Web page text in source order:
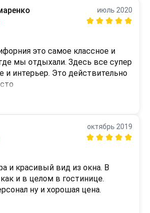
пансион, завтрак, обед и
и разнообразные завтраки
и ужины тоже
горячее, всегда разное,
проголодаться))) очень
поварам!
отзывы на счёт этой
Все отлично!
Сейчас очень большая
Девочки, отбросьте
сюда, с детками очень
до на бережной 100
набережной прогуляться надо
и делали каждый день)!!
за тёплый приём, чистоту и
Любим и вернёмся!
июль 2020
это самое классное и
мы отдыхали. Здесь все супер
и интерьер. Это действительно
октябрь 2019
и красивый вид из окна. В
и в целом в гостинице.
ну и хорошая цена.